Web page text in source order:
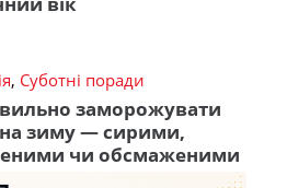
, Суботні поради
заморожувати
зиму — сирими,
чи обсмаженими